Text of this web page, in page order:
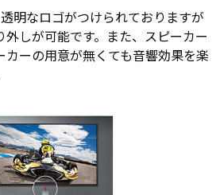
明なロゴがつけられておりますが
しが可能です。また、スピーカー
カーの用意が無くても音響効果を楽